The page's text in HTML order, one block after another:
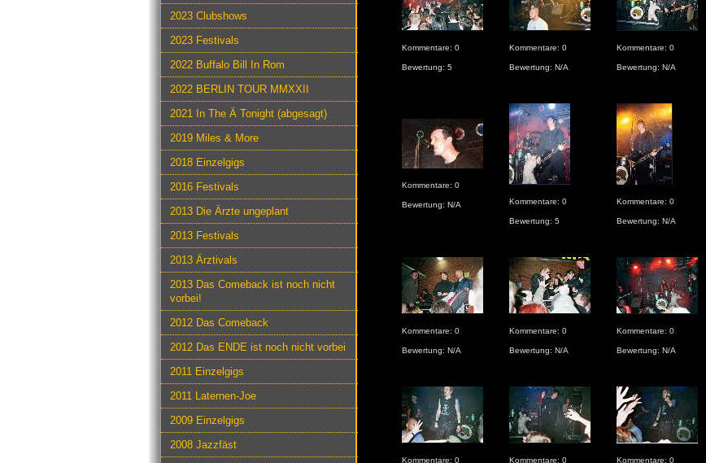
2023 Clubshows
2023 Festivals
2022 Buffalo Bill In Rom
2022 BERLIN TOUR MMXXII
2021 In The Ä Tonight (abgesagt)
2019 Miles & More
2018 Einzelgigs
2016 Festivals
2013 Die Ärzte ungeplant
2013 Festivals
2013 Ärztivals
2013 Das Comeback ist noch nicht
vorbei!
2012 Das Comeback
2012 Das ENDE ist noch nicht vorbei
2011 Einzelgigs
2011 Laternen-Joe
2009 Einzelgigs
2008 Jazzfäst
Kommentare: 0
Bewertung: 5
Kommentare: 0
Bewertung: N/A
Kommentare: 0
Bewertung: N/A
Kommentare: 0
Bewertung: N/A Kommentare: 0
Bewertung: 5
Kommentare: 0
Bewertung: N/A
Kommentare: 0
Bewertung: N/A
Kommentare: 0
Bewertung: N/A
Kommentare: 0
Bewertung: N/A
Kommentare: 0 Kommentare: 0 Kommentare: 0